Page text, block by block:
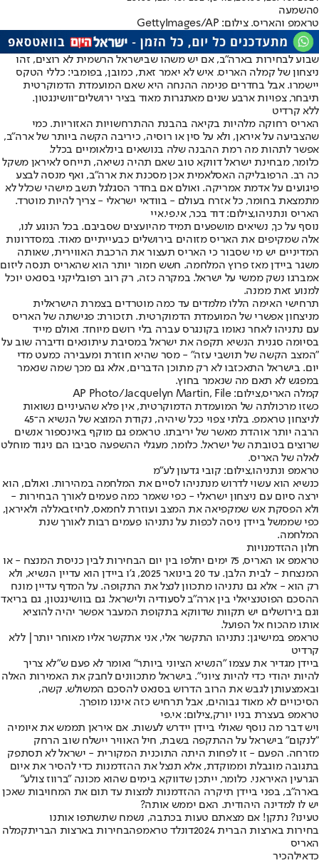
0השמעה
טראמפ והאריס. צילום: GettyImages/AP
שבוע לבחירות בארה"ב, אם יש משהו שבישראל הרשמית לא רוצים, זהו
ניצחון של קמלה האריס. איש לא יאמר זאת, כמובן, בפומבי: כללי הטקס
יישמרו. אבל בחדרים פנימה ההנחה היא שאם המועמדת הדמוקרטית
תיבחר, צפויות ארבע שנים מאתגרות מאוד בציר ירושלים־וושינגטון.
ללא קרדיט
האריס רחוקה מלהיות בקיאה בהבנת ההתרחשויות האזוריות. כמי
שהצביעה על איראן, ולא על סין או רוסיה, כיריבה הקשה ביותר של ארה"ב,
אפשר לתהות מה רמת ההבנה שלה בנושאים בינלאומיים בכלל.
כלומר, מבחינת ישראל דווקא טוב שאם תהיה נשיאה, תייחס לאיראן משקל
כה רב. הרפובליקה האסלאמית אכן מסכנת את ארה"ב, ואף מנסה לבצע
פיגועים על אדמת אמריקה. ואולם אם בחדר הסגלגל תשב מישהי שכלל לא
מתמצאת בחומר, כל אזרח בעולם - בוודאי ישראלי - צריך להיות מוטרד.
האריס ונתניהו,צילום: דוד בכר, אי.פי.איי
נוסף על כך, נשיאים מושפעים תמיד מהיועצים שסביבם. בכל הנוגע לנו,
אלה שמקיפים את האריס מזוהים בירושלים כבעייתיים מאוד. במסדרונות
המדיניים יש מי שסבור כי האריס תעצור את הרכבת האווירית, שאותה
משגר ביידן מאז פרוץ המלחמה. חשש חמור יותר הוא שהאריס תנסה ליזום
אמברגו נשק ממשי על ישראל. במקרה כזה, רק רוב רפובליקני בסנאט יוכל
למנוע זאת ממנה.
תרחישי האימה הללו מלמדים עד כמה מוטרדים בצמרת הישראלית
מניצחון אפשרי של המועמדת הדמוקרטית. תזכורת: פגישתה של האריס
עם נתניהו לאחר נאומו בקונגרס עברה בלי רושם מיוחד. ואולם מייד
בסיומה סגנית הנשיא תקפה את ישראל במסיבת עיתונאים ודיברה שוב על
"המצב הקשה של תושבי עזה" - מסר שהיא חוזרת ומעבירה כמעט מדי
יום. בישראל התאכזבו לא רק מתוכן הדברים, אלא גם מכך שמה שנאמר
במפגש לא תאם מה שנאמר בחוץ.
קמלה האריס,צילום: AP Photo/Jacquelyn Martin, File
כשזו מרכולתה של המועמדת הדמוקרטית, אין פלא שהעיניים נשואות
לניצחון טראמפ. בלתי צפוי ככל שיהיה, נקודת המוצא של הנשיא ה־45
הרבה יותר אוהדת מאשר של יריבתו. טראמפ גם מוקף באינספור אנשים
שרוצים בטובתה של ישראל. כלומר, מעגלי ההשפעה סביבו הם ניגוד מוחלט
לאלה של האריס.
טראמפ ונתניהו,צילום: קובי גדעון לע"מ
כנשיא הוא עשוי לדרוש מנתניהו לסיים את המלחמה במהירות. ואולם, הוא
ירצה סיום עם ניצחון ישראלי - כפי שאמר כמה פעמים לאורך הבחירות -
ולא הפסקת אש שמקפיאה את המצב ועוזרת לחמאס, לחיזבאללה ולאיראן,
כפי שממשל ביידן ניסה לכפות על נתניהו פעמים רבות לאורך שנת
המלחמה.
חלון ההזדמנויות
טראמפ או האריס, 75 ימים יחלפו בין יום הבחירות לבין כניסת המנצח - או
המנצחת - לבית הלבן. עד 20 בינואר 2025, ג'ו ביידן הוא עדיין הנשיא, ולא
רק הוא - אלא גם נתניהו מתכוון לנצל את התקופה. על המדף עדיין מונח
ההסכם הפוטנציאלי בין ארה"ב לסעודיה ולישראל. גם בוושינגטון, גם בריאד
וגם בירושלים יש תקוות שדווקא בתקופת המעבר אפשר יהיה להוציא
אותו מהכוח אל הפועל.
טראמפ במישיגן: נתניהו התקשר אלי, אני אתקשר אליו מאוחר יותר| ללא
קרדיט
ביידן מגדיר את עצמו "הנשיא הציוני ביותר" ואומר לא פעם ש"לא צריך
להיות יהודי כדי להיות ציוני". בישראל מתכוונים לחבק את האמירות האלה
ובאמצעותן לגבש את הרוב הדרוש בסנאט להסכם המשולש. קשה,
הסיכויים לא מאוד גבוהים, אבל תרחיש כזה איננו מופרך.
טראמפ בעצרת בניו יורק,צילום: אי.פי
ויש דבר מה נוסף שאולי ביידן יידרש לעשות. אם איראן תממש את איומיה
"לנקום" בישראל על ההתקפה בשבת, חיל האוויר יישלח שוב הרחק
מזרחה. הפעם - זו לפחות היתה התוכנית המקורית - ישראל לא תסתפק
בתגובה מוגבלת וממוקדת, אלא תנצל את ההזדמנות כדי להסיר את איום
הגרעין האיראני. כלומר, ייתכן שדווקא בימים שהוא מכונה "ברווז צולע"
בארה"ב, בפני ביידן תיקרה ההזדמנות למצות עד תום את המחויבות שאכן
יש לו למדינה היהודית. האם יממש אותה?
טעינו? נתקן! אם מצאתם טעות בכתבה, נשמח שתשתפו אותנו
בחירות בארצות הברית 2024
דונלד טראמפהבחירות בארצות הבריתקמלה
האריס
כדאילהכיר